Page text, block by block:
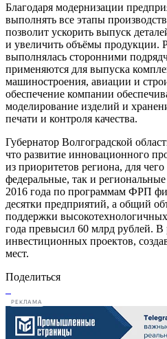
Благодаря модернизации
выполнять все этапы
позволит ускорить выпуск
и увеличить объёмы продукции.
выполнялась сторонними
применяются для выпуска
машиностроения, авиации и
обеспечение компании
моделирование изделий и
печати и контроля качества.
Губернатор Волгоградской
что развитие инновационного
из приоритетов региона, для
федеральные, так и
2016 года по программам ФРП
десятки предприятий, а общий
поддержки
года превысил 60 млрд рублей. В
инвестиционных проектов,
мест.
Поделиться
РЕКЛАМА